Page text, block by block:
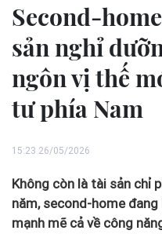
Second-
sản nghỉ
ngôn vị thế
tư phía Nam
15:23 26/05/2026
Không còn là tài sản chỉ
năm, second-home
mạnh mẽ cả về công